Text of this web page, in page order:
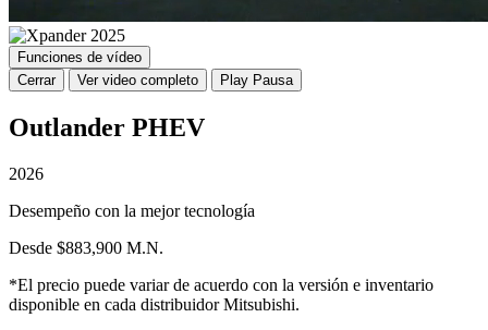
Funciones de vídeo
Cerrar
Ver video completo Play Pausa
Outlander PHEV
2026
Desempeño con la mejor tecnología
Desde $883,900 M.N.
*El precio puede variar de acuerdo con la versión e inventario
disponible en cada distribuidor Mitsubishi.